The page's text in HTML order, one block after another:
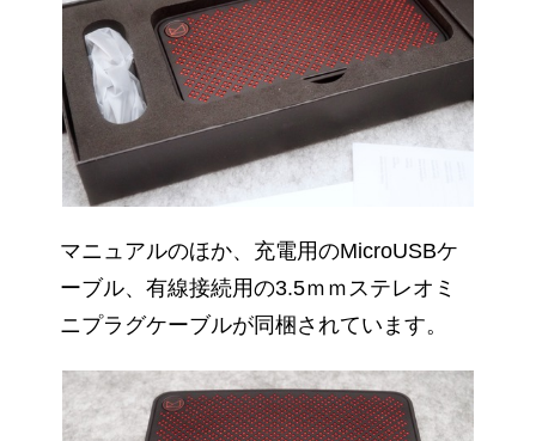
マニュアルのほか、充電用のMicroUSBケ
ーブル、有線接続用の3.5ｍｍステレオミ
ニプラグケーブルが同梱されています。